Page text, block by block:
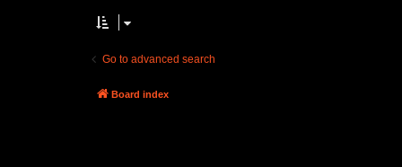
Go to advanced search
Board index